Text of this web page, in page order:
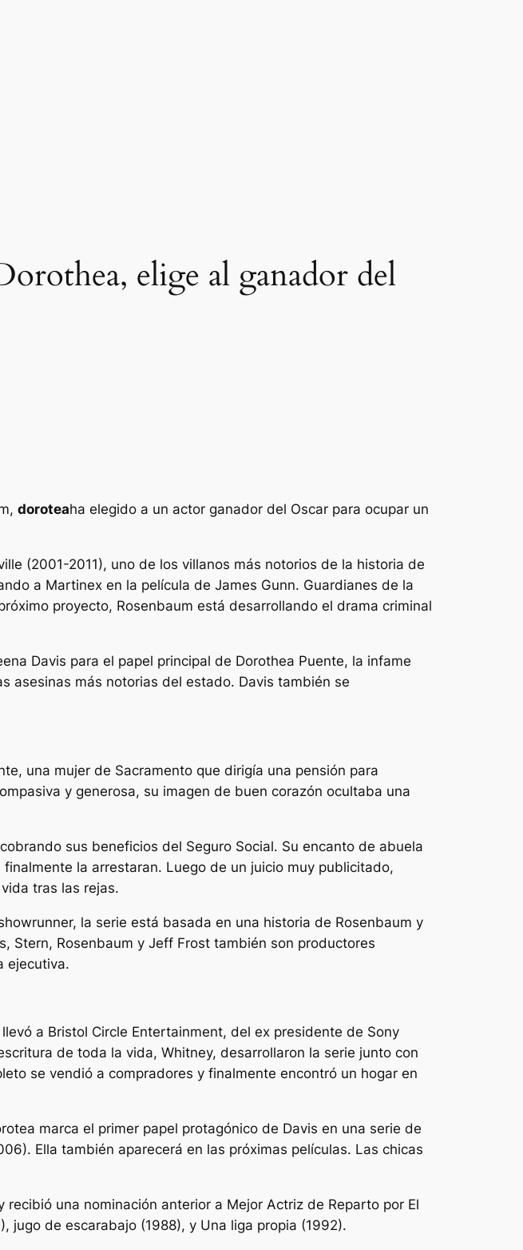
elige al ganador del
doroteaha elegido a un actor ganador del Oscar para ocupar un
(2001-2011), uno de los villanos más notorios de la historia de
a Martinex en la película de James Gunn. Guardianes de la
proyecto, Rosenbaum está desarrollando el drama criminal
Davis para el papel principal de Dorothea Puente, la infame
asesinas más notorias del estado. Davis también se
una mujer de Sacramento que dirigía una pensión para
y generosa, su imagen de buen corazón ocultaba una
sus beneficios del Seguro Social. Su encanto de abuela
la arrestaran. Luego de un juicio muy publicitado,
tras las rejas.
la serie está basada en una historia de Rosenbaum y
Stern, Rosenbaum y Jeff Frost también son productores
ejecutiva.
a Bristol Circle Entertainment, del ex presidente de Sony
de toda la vida, Whitney, desarrollaron la serie junto con
se vendió a compradores y finalmente encontró un hogar en
marca el primer papel protagónico de Davis en una serie de
Ella también aparecerá en las próximas películas. Las chicas
recibió una nominación anterior a Mejor Actriz de Reparto por El
jugo de escarabajo (1988), y Una liga propia (1992).